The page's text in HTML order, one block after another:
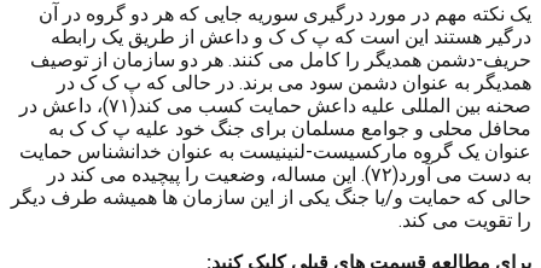
یک نکته مهم در مورد درگیری سوریه جایی که هر دو گروه در آن
درگیر هستند این است که پ ک ک و داعش از طریق یک رابطه
حریف-دشمن همدیگر را کامل می کنند. هر دو سازمان از توصیف
همدیگر به عنوان دشمن سود می برند. در حالی که پ ک ک در
صحنه بین المللی علیه داعش حمایت کسب می کند(۷۱)، داعش در
محافل محلی و جوامع مسلمان برای جنگ خود علیه پ ک ک به
عنوان یک گروه مارکسیست-لنینیست به عنوان خدانشناس حمایت
به دست می آورد(۷۲). این مساله، وضعیت را پیچیده می کند در
حالی که حمایت و/یا جنگ یکی از این سازمان ها همیشه طرف دیگر
را تقویت می کند.
برای مطالعه قسمت های قبلی کلیک کنید: